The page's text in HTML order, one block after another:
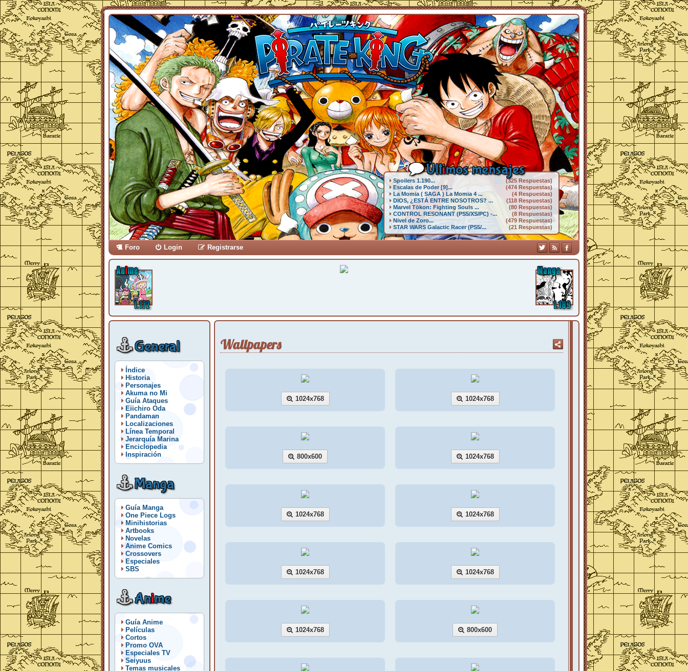
Últimos mensajes
Spoilers 1.190...
(325 Respuestas)
Escalas de Poder [9]...
(474 Respuestas)
La Momia ( SAGA ) La Momia 4 ...
(4 Respuestas)
DIOS, ¿ESTÁ ENTRE NOSOTROS? ...
(118 Respuestas)
Marvel Tōkon: Fighting Souls ...
(80 Respuestas)
CONTROL RESONANT (PS5/XS/PC) -...
(8 Respuestas)
Nivel de Zoro...
(479 Respuestas)
STAR WARS Galactic Racer (PS5/...
(21 Respuestas)
Foro Login Registrarse
General
Índice
Historia
Personajes
Akuma no Mi
Guía Ataques
Eiichiro Oda
Pandaman
Localizaciones
Línea Temporal
Jerarquía Marina
Enciclopedia
Inspiración
Manga
Guía Manga
One Piece Logs
Minihistorias
Artbooks
Novelas
Anime Comics
Crossovers
Especiales
SBS
Anime
Guía Anime
Películas
Cortos
Promo OVA
Especiales TV
Seiyuus
Temas musicales
Wallpapers
1024x768 1024x768
800x600 1024x768
1024x768 1024x768
1024x768 1024x768
1024x768 800x600